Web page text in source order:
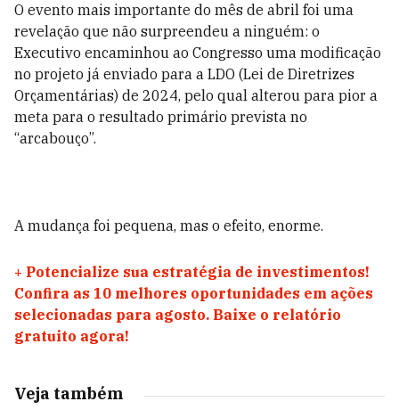
O evento mais importante do mês de abril foi uma
revelação que não surpreendeu a ninguém: o
Executivo encaminhou ao Congresso uma modificação
no projeto já enviado para a LDO (Lei de Diretrizes
Orçamentárias) de 2024, pelo qual alterou para pior a
meta para o resultado primário prevista no
“arcabouço”.
A mudança foi pequena, mas o efeito, enorme.
+ Potencialize sua estratégia de investimentos!
Confira as 10 melhores oportunidades em ações
selecionadas para agosto. Baixe o relatório
gratuito agora!
Veja também